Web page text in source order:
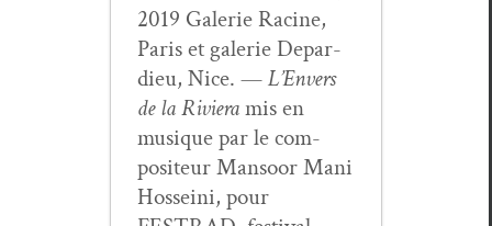
2019 Galerie Racine,
Paris et galerie Depar­
dieu, Nice. —L’En­vers
de la Riv­ieramis en
musique par le com­
pos­i­teur Man­soor Mani
Hos­sei­ni, pour